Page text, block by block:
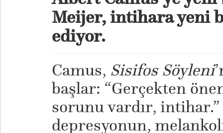
Meijer, intihara yeni
ediyor.
Camus, Sisifos Söyleni
başlar: “Gerçekten
sorunu vardır,
depresyonun,